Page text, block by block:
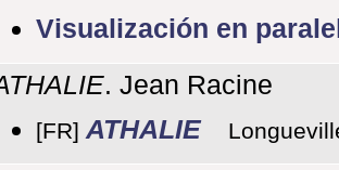
Visualización en
. Jean Racine
[FR] ATHALIE